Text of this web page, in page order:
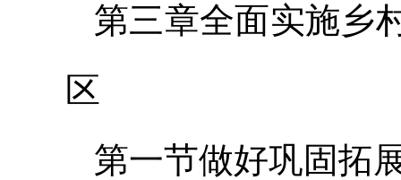
第三章全面实施乡
区
第一节做好巩固拓